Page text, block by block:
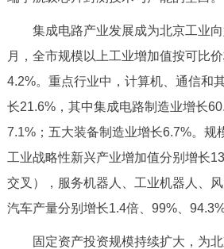
中介服务 阳光政务
12345网上接诉即办 我要咨询
参与调查 在线访谈
北京概况 十六区概览
集成电路产业发展成为北京工业
月，全市规模以上工业增加值按可比
4.2%。重点行业中，计算机、通信和
长21.6%，其中集成电路制造业增长
7.1%；五大装备制造业增长6.7%。规
工业战略性新兴产业增加值分别增长
交叉），服务机器人、工业机器人、
汽车产量分别增长1.4倍、99%、94.3%
固定资产投资规模持续扩大，为